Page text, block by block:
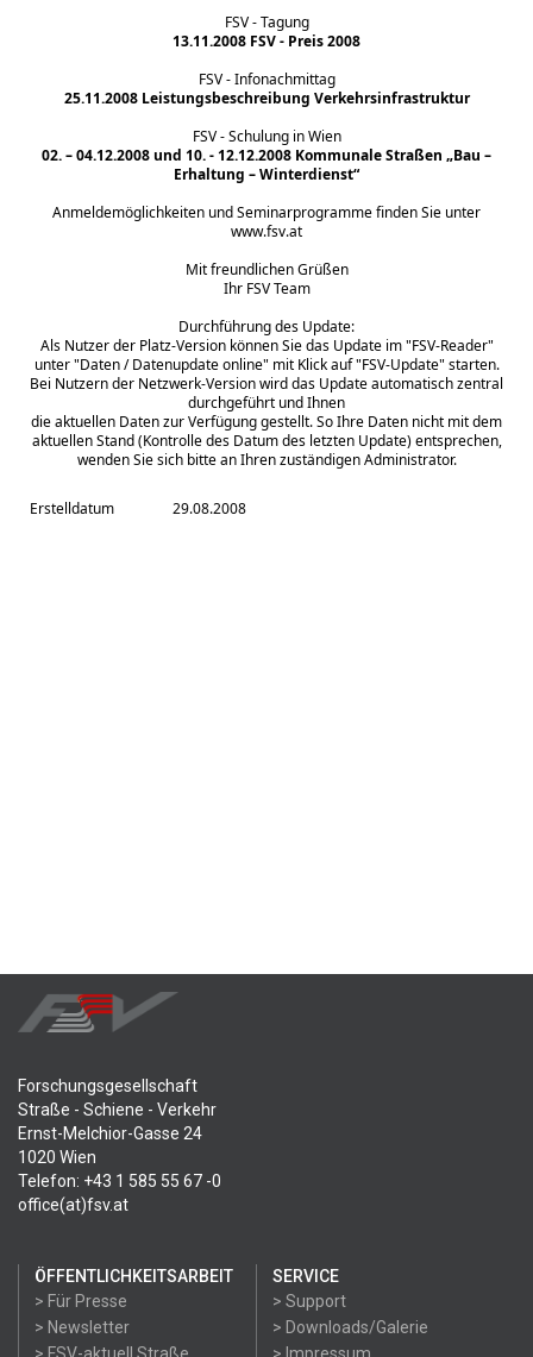
FSV - Tagung
13.11.2008 FSV - Preis 2008
FSV - Infonachmittag
25.11.2008 Leistungsbeschreibung Verkehrsinfrastruktur
FSV - Schulung in Wien
02. – 04.12.2008 und 10. - 12.12.2008 Kommunale Straßen „Bau –
Erhaltung – Winterdienst“
Anmeldemöglichkeiten und Seminarprogramme finden Sie unter
www.fsv.at
Mit freundlichen Grüßen
Ihr FSV Team
Durchführung des Update:
Als Nutzer der Platz-Version können Sie das Update im "FSV-Reader"
unter "Daten / Datenupdate online" mit Klick auf "FSV-Update" starten.
Bei Nutzern der Netzwerk-Version wird das Update automatisch zentral
durchgeführt und Ihnen
die aktuellen Daten zur Verfügung gestellt. So Ihre Daten nicht mit dem
aktuellen Stand (Kontrolle des Datum des letzten Update) entsprechen,
wenden Sie sich bitte an Ihren zuständigen Administrator.
Erstelldatum 29.08.2008
Forschungsgesellschaft
Straße - Schiene - Verkehr
Ernst-Melchior-Gasse 24
1020 Wien
Telefon: +43 1 585 55 67 -0
office(at)fsv.at
ÖFFENTLICHKEITSARBEIT
> Für Presse
> Newsletter
SERVICE
> Support
> Downloads/Galerie